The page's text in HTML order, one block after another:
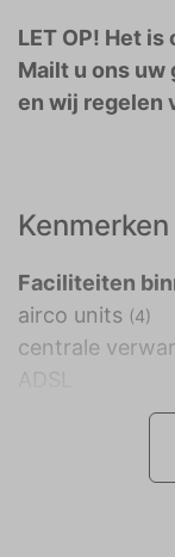
LET OP! Het
Mailt u ons uw
en wij regelen
Kenmerken
Faciliteiten
airco units (4)
centrale